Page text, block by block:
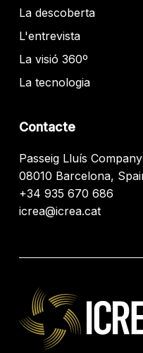
La descoberta
L'entrevista
La visió 360º
La tecnologia
Contacte
Passeig Lluís
08010 Barcelona,
+34 935 670 686
icrea@icrea.cat